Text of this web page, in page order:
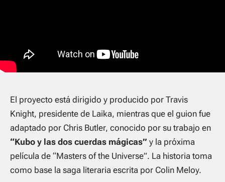
El proyecto está dirigido y producido por Travis
Knight, presidente de Laika, mientras que el guion fue
adaptado por Chris Butler, conocido por su trabajo en
“Kubo y las dos cuerdas mágicas” y la próxima
película de “Masters of the Universe”. La historia toma
como base la saga literaria escrita por Colin Meloy.